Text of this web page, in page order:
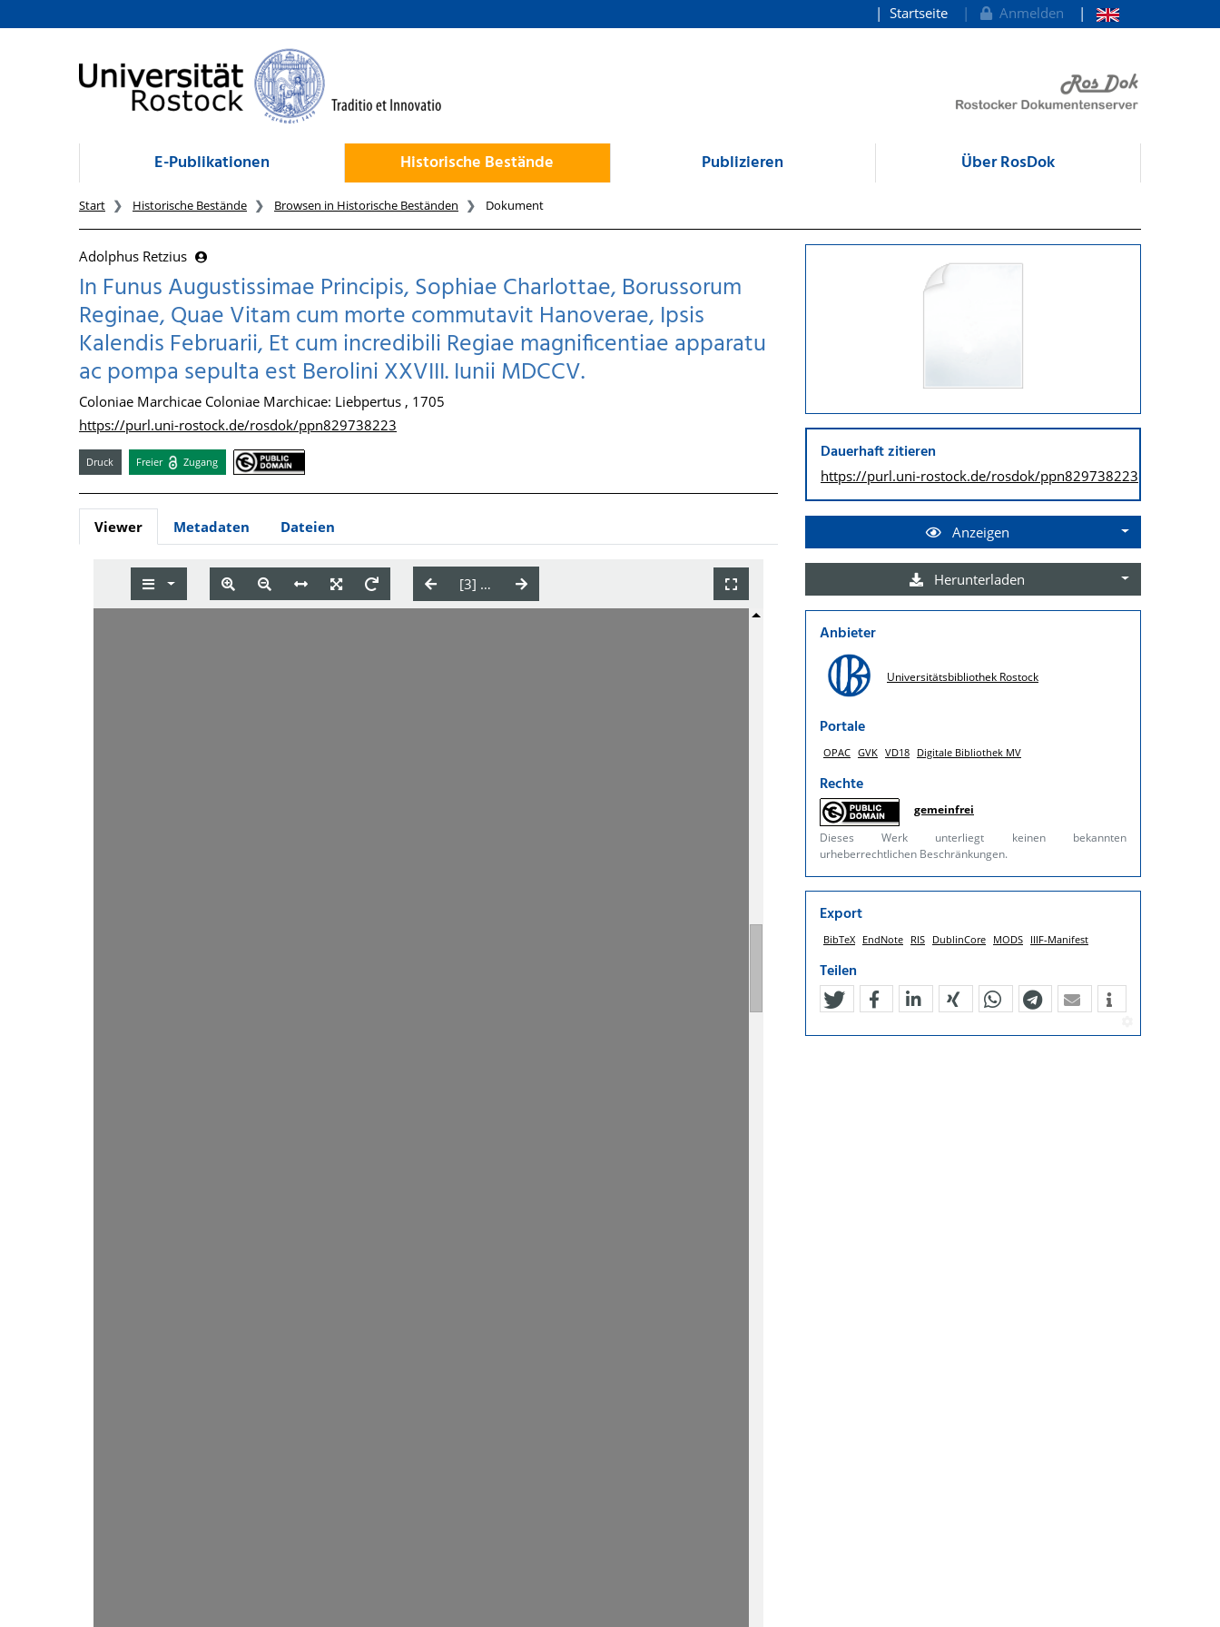
zum Inhalt
Startseite Anmelden
E-Publikationen Historische Bestände Publizieren Über RosDok
Start Historische Bestände Browsen in Historische Beständen Dokument
Adolphus Retzius
In Funus Augustissimae Principis, Sophiae Charlottae, Borussorum
Reginae, Quae Vitam cum morte commutavit Hanoverae, Ipsis
Kalendis Februarii, Et cum incredibili Regiae magnificentiae apparatu
ac pompa sepulta est Berolini XXVIII. Iunii MDCCV.
Coloniae Marchicae Coloniae Marchicae: Liebpertus , 1705
https://purl.uni-rostock.de/rosdok/ppn829738223
Druck Freier Zugang
Viewer Metadaten Dateien
Dauerhaft zitieren
https://purl.uni-rostock.de/rosdok/ppn829738223
Anzeigen
Herunterladen
Anbieter
Universitätsbibliothek Rostock
Portale
OPAC GVK VD18 Digitale Bibliothek MV
Rechte
gemeinfrei
Dieses Werk unterliegt keinen bekannten
urheberrechtlichen Beschränkungen.
Export
BibTeX EndNote RIS DublinCore MODS IIIF-Manifest
Teilen